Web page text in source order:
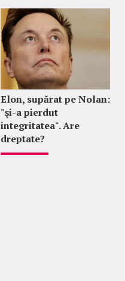
Elon, supărat pe Nolan:
"şi-a pierdut
integritatea". Are
dreptate?